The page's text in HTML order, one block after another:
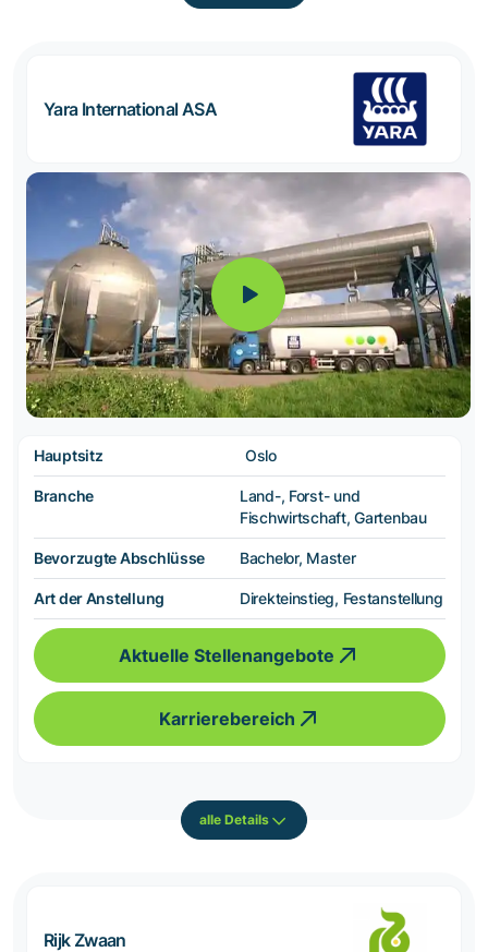
Yara International ASA
Hauptsitz Oslo
Branche
Land-, Forst- und
Fischwirtschaft, Gartenbau
Bevorzugte Abschlüsse Bachelor, Master
Art der Anstellung Direkteinstieg, Festanstellung
Aktuelle Stellenangebote
Karrierebereich
alle Details
Rijk Zwaan